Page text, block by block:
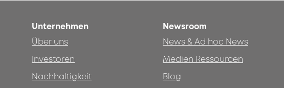
Unternehmen
Über uns
Investoren
Nachhaltigkeit
Newsroom
News & Ad hoc News
Medien Ressourcen
Blog